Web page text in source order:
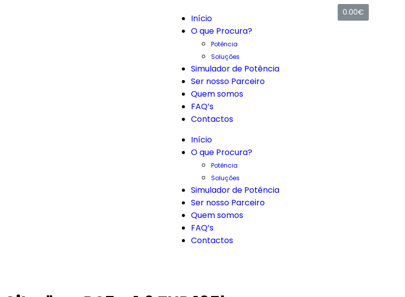
Início
O que Procura?
Potência
Soluções
Simulador de Potência
Ser nosso Parceiro
Quem somos
FAQ’s
Contactos
Início
O que Procura?
Potência
Soluções
Simulador de Potência
Ser nosso Parceiro
Quem somos
FAQ’s
Contactos
0.00€